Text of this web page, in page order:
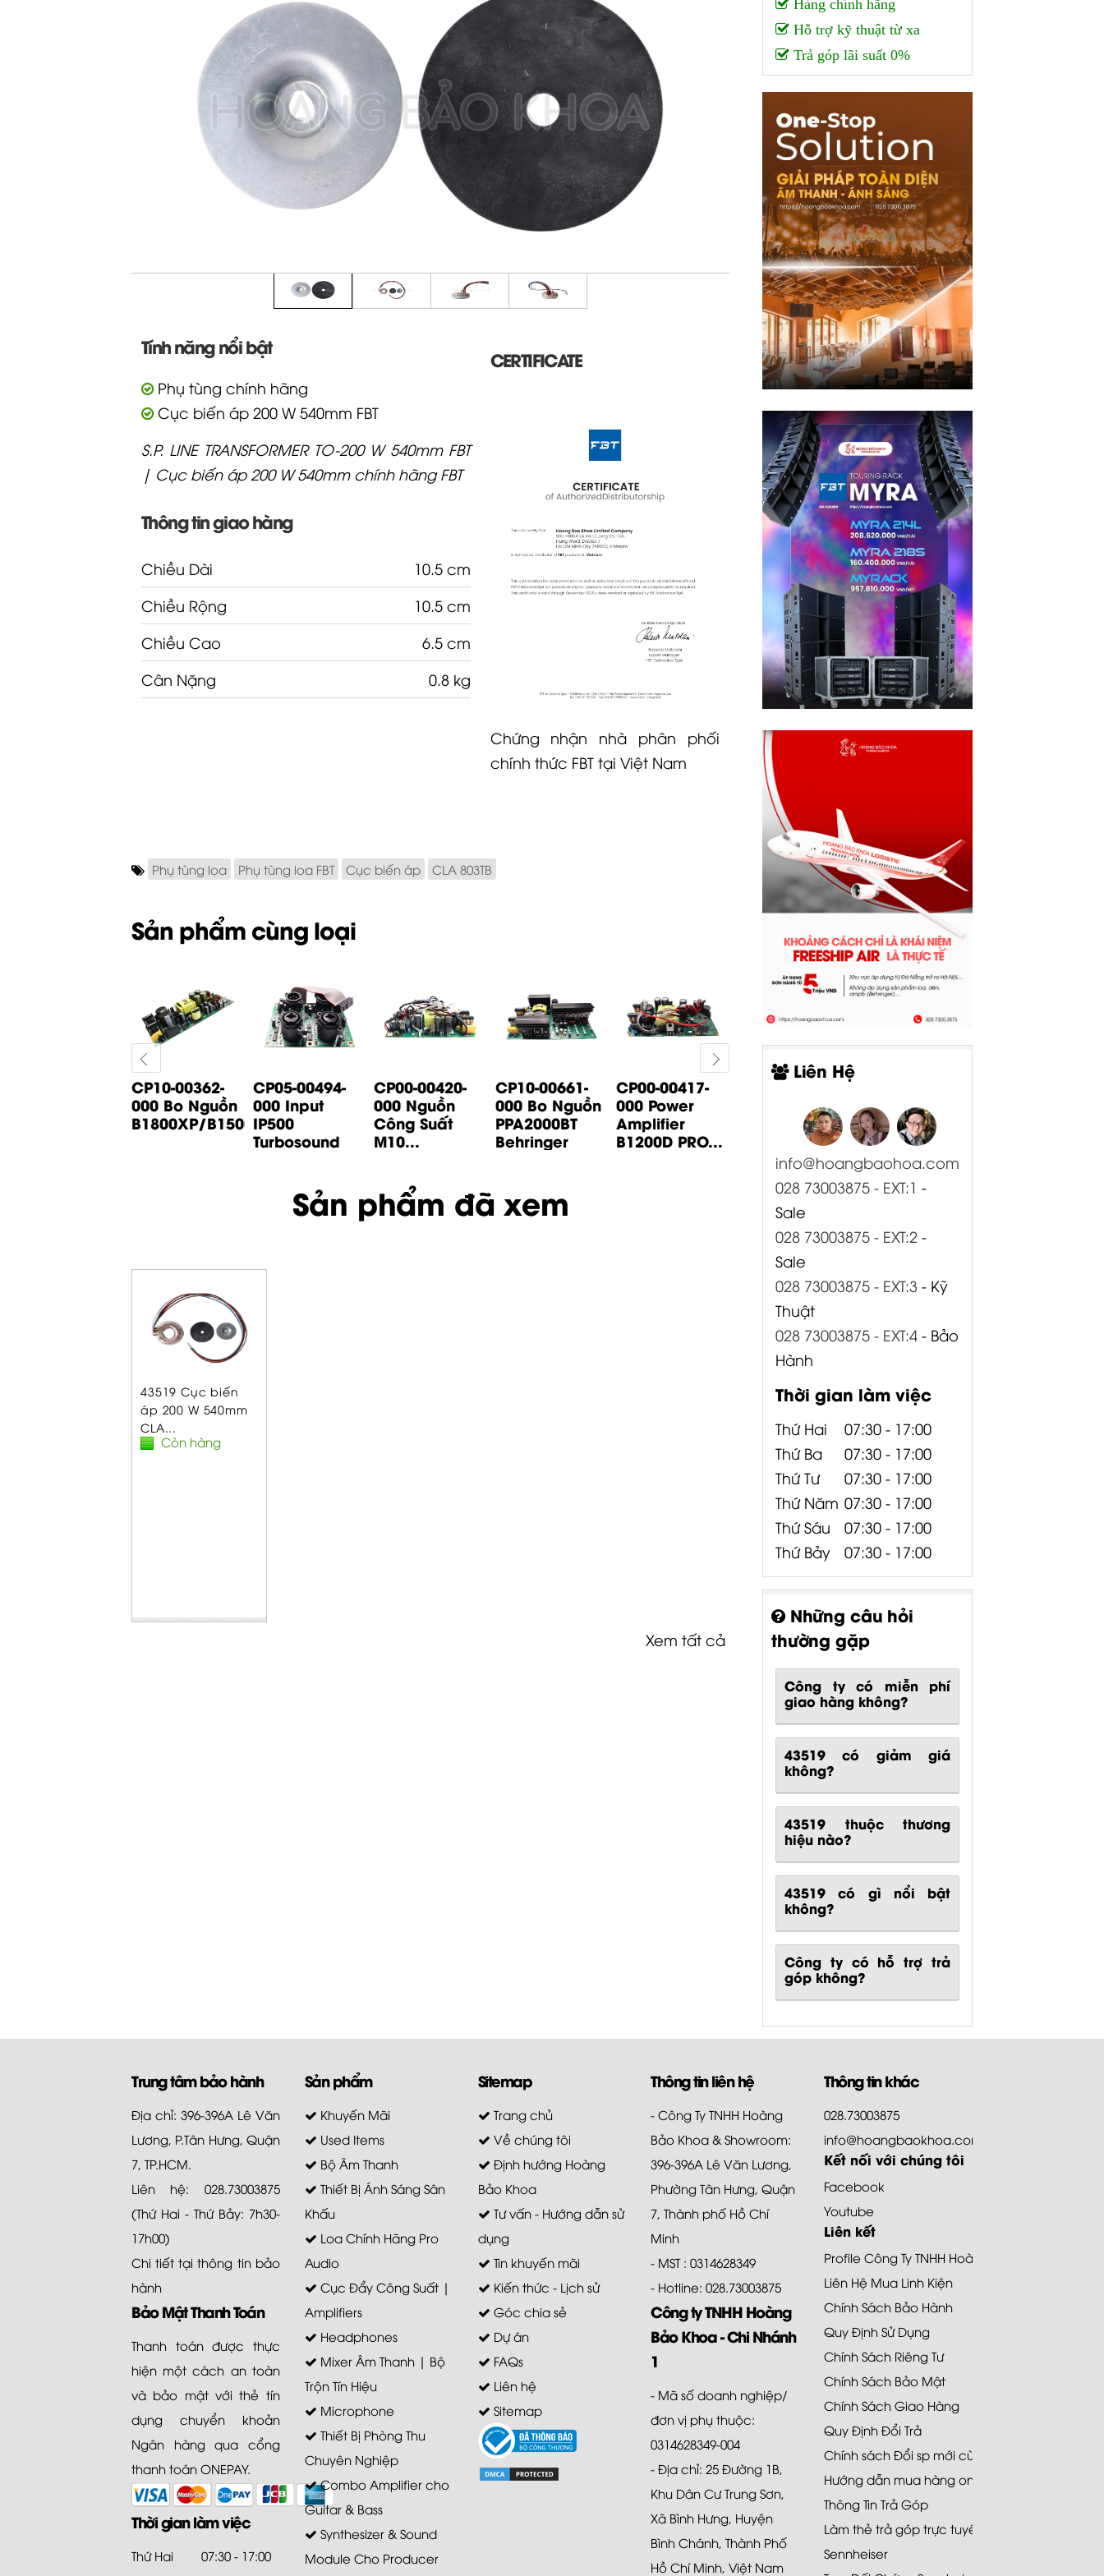
Tính năng nổi bật
Phụ tùng chính hãng
Cục biến áp 200 W 540mm FBT
S.P. LINE TRANSFORMER TO-200 W 540mm FBT
| Cục biến áp 200 W 540mm chính hãng FBT
Thông tin giao hàng
Chiều Dài
10.5 cm
Chiều Rộng
10.5 cm
Chiều Cao
6.5 cm
Cân Nặng
0.8 kg
CERTIFICATE
Chứng nhận nhà phân phối
chính thức FBT tại Việt Nam
Phụ tùng loa Phụ tùng loa FBT Cục biến áp CLA 803TB
Sản phẩm cùng loại
CP10-00362-
000 Bo Nguồn
B1800XP/B1500XP...
CP05-00494-
000 Input
IP500
Turbosound
CP00-00420-
000 Nguồn
Công Suất
M10...
CP10-00661-
000 Bo Nguồn
PPA2000BT
Behringer
CP00-00417-
000 Power
Amplifier
B1200D PRO...
CP05-00519-
000 Bo Input
B1500XP
Behringer
000 Bo Input
B1800XP
Behringer
Sản phẩm đã xem
43519 Cục biến
áp 200 W 540mm
CLA...
Còn hàng
Xem tất cả
Hàng chính hãng
Hỗ trợ kỹ thuật từ xa
Trả góp lãi suất 0%
Liên Hệ
info@hoangbaohoa.com
028 73003875 - EXT:1 -
Sale
028 73003875 - EXT:2 -
Sale
028 73003875 - EXT:3 - Kỹ
Thuật
028 73003875 - EXT:4 - Bảo
Hành
Thời gian làm việc
Thứ Hai
07:30 - 17:00
Thứ Ba
07:30 - 17:00
Thứ Tư
07:30 - 17:00
Thứ Năm 07:30 - 17:00
Thứ Sáu
07:30 - 17:00
Thứ Bảy
07:30 - 17:00
Những câu hỏi
thường gặp
Công ty có miễn phí
giao hàng không?
43519 có giảm giá
không?
43519 thuộc thương
hiệu nào?
43519 có gì nổi bật
không?
Công ty có hỗ trợ trả
góp không?
Trung tâm bảo hành
Địa chỉ: 396-396A Lê Văn
Lương, P.Tân Hưng, Quận
7, TP.HCM.
Liên hệ: 028.73003875
(Thứ Hai - Thứ Bảy: 7h30-
17h00)
Chi tiết tạithông tin bảo
hành
Bảo Mật Thanh Toán
Thanh toán được thực
hiện một cách an toàn
và bảo mật với thẻ tín
dụng chuyển khoản
Ngân hàng qua cổng
thanh toán ONEPAY.
Thời gian làm việc
Thứ Hai
07:30 - 17:00
Sản phẩm
Khuyến Mãi
Used Items
Bộ Âm Thanh
Thiết Bị Ánh Sáng Sân
Khấu
Loa Chính Hãng Pro
Audio
Cục Đẩy Công Suất |
Amplifiers
Headphones
Mixer Âm Thanh | Bộ
Trộn Tín Hiệu
Microphone
Thiết Bị Phòng Thu
Chuyên Nghiệp
Combo Amplifier cho
Guitar & Bass
Synthesizer & Sound
Module Cho Producer
Sitemap
Trang chủ
Về chúng tôi
Định hướng Hoàng
Bảo Khoa
Tư vấn - Hướng dẫn sử
dụng
Tin khuyến mãi
Kiến thức - Lịch sử
Góc chia sẻ
Dự án
FAQs
Liên hệ
Sitemap
Thông tin liên hệ
- Công Ty TNHH Hoàng
Bảo Khoa & Showroom:
396-396A Lê Văn Lương,
Phường Tân Hưng, Quận
7, Thành phố Hồ Chí
Minh
- MST : 0314628349
- Hotline: 028.73003875
Công ty TNHH Hoàng
Bảo Khoa - Chi Nhánh
1
- Mã số doanh nghiệp/
đơn vị phụ thuộc:
0314628349-004
- Địa chỉ: 25 Đường 1B,
Khu Dân Cư Trung Sơn,
Xã Bình Hưng, Huyện
Bình Chánh, Thành Phố
Hồ Chí Minh, Việt Nam
Thông tin khác
028.73003875
info@hoangbaokhoa.com
Kết nối với chúng tôi
Facebook
Youtube
Liên kết
Profile Công Ty TNHH Hoàng Bảo Khoa
Liên Hệ Mua Linh Kiện
Chính Sách Bảo Hành
Quy Định Sử Dụng
Chính Sách Riêng Tư
Chính Sách Bảo Mật
Chính Sách Giao Hàng
Quy Định Đổi Trả
Chính sách Đổi sp mới cùng loại 48H
Hướng dẫn mua hàng online
Thông Tin Trả Góp
Làm thẻ trả góp trực tuyến
Sennheiser